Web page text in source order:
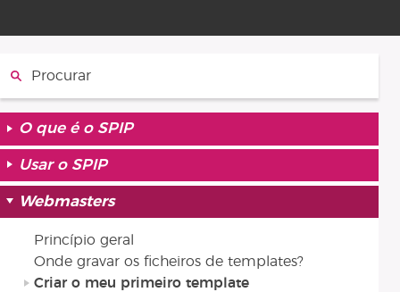
O que é o SPIP
Usar o SPIP
Webmasters
Princípio geral
Onde gravar os ficheiros de templates?
Criar o meu primeiro template